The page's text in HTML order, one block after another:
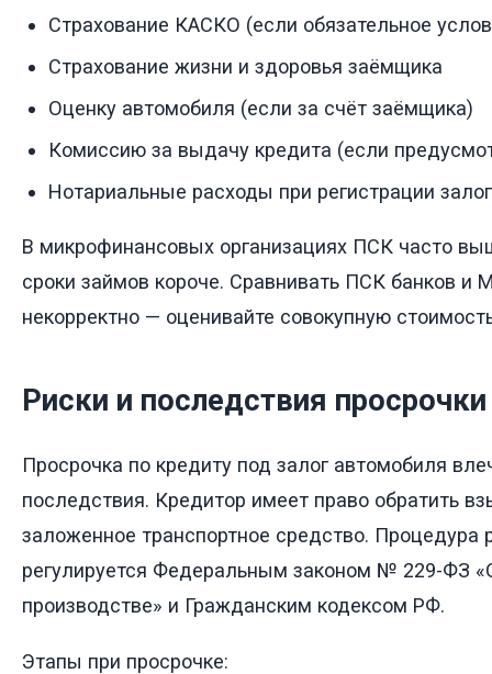
Страхование КАСКО (если обязательное
Страхование жизни и здоровья заёмщика
Оценку автомобиля (если за счёт заёмщика)
Комиссию за выдачу кредита (если
Нотариальные расходы при регистрации
В микрофинансовых организациях ПСК часто
сроки займов короче. Сравнивать ПСК банков
некорректно — оценивайте совокупную
Риски и последствия просрочки
Просрочка по кредиту под залог автомобиля
последствия. Кредитор имеет право обратить
заложенное транспортное средство. Процедура
регулируется Федеральным законом № 229-ФЗ
производстве» и Гражданским кодексом РФ.
Этапы при просрочке: